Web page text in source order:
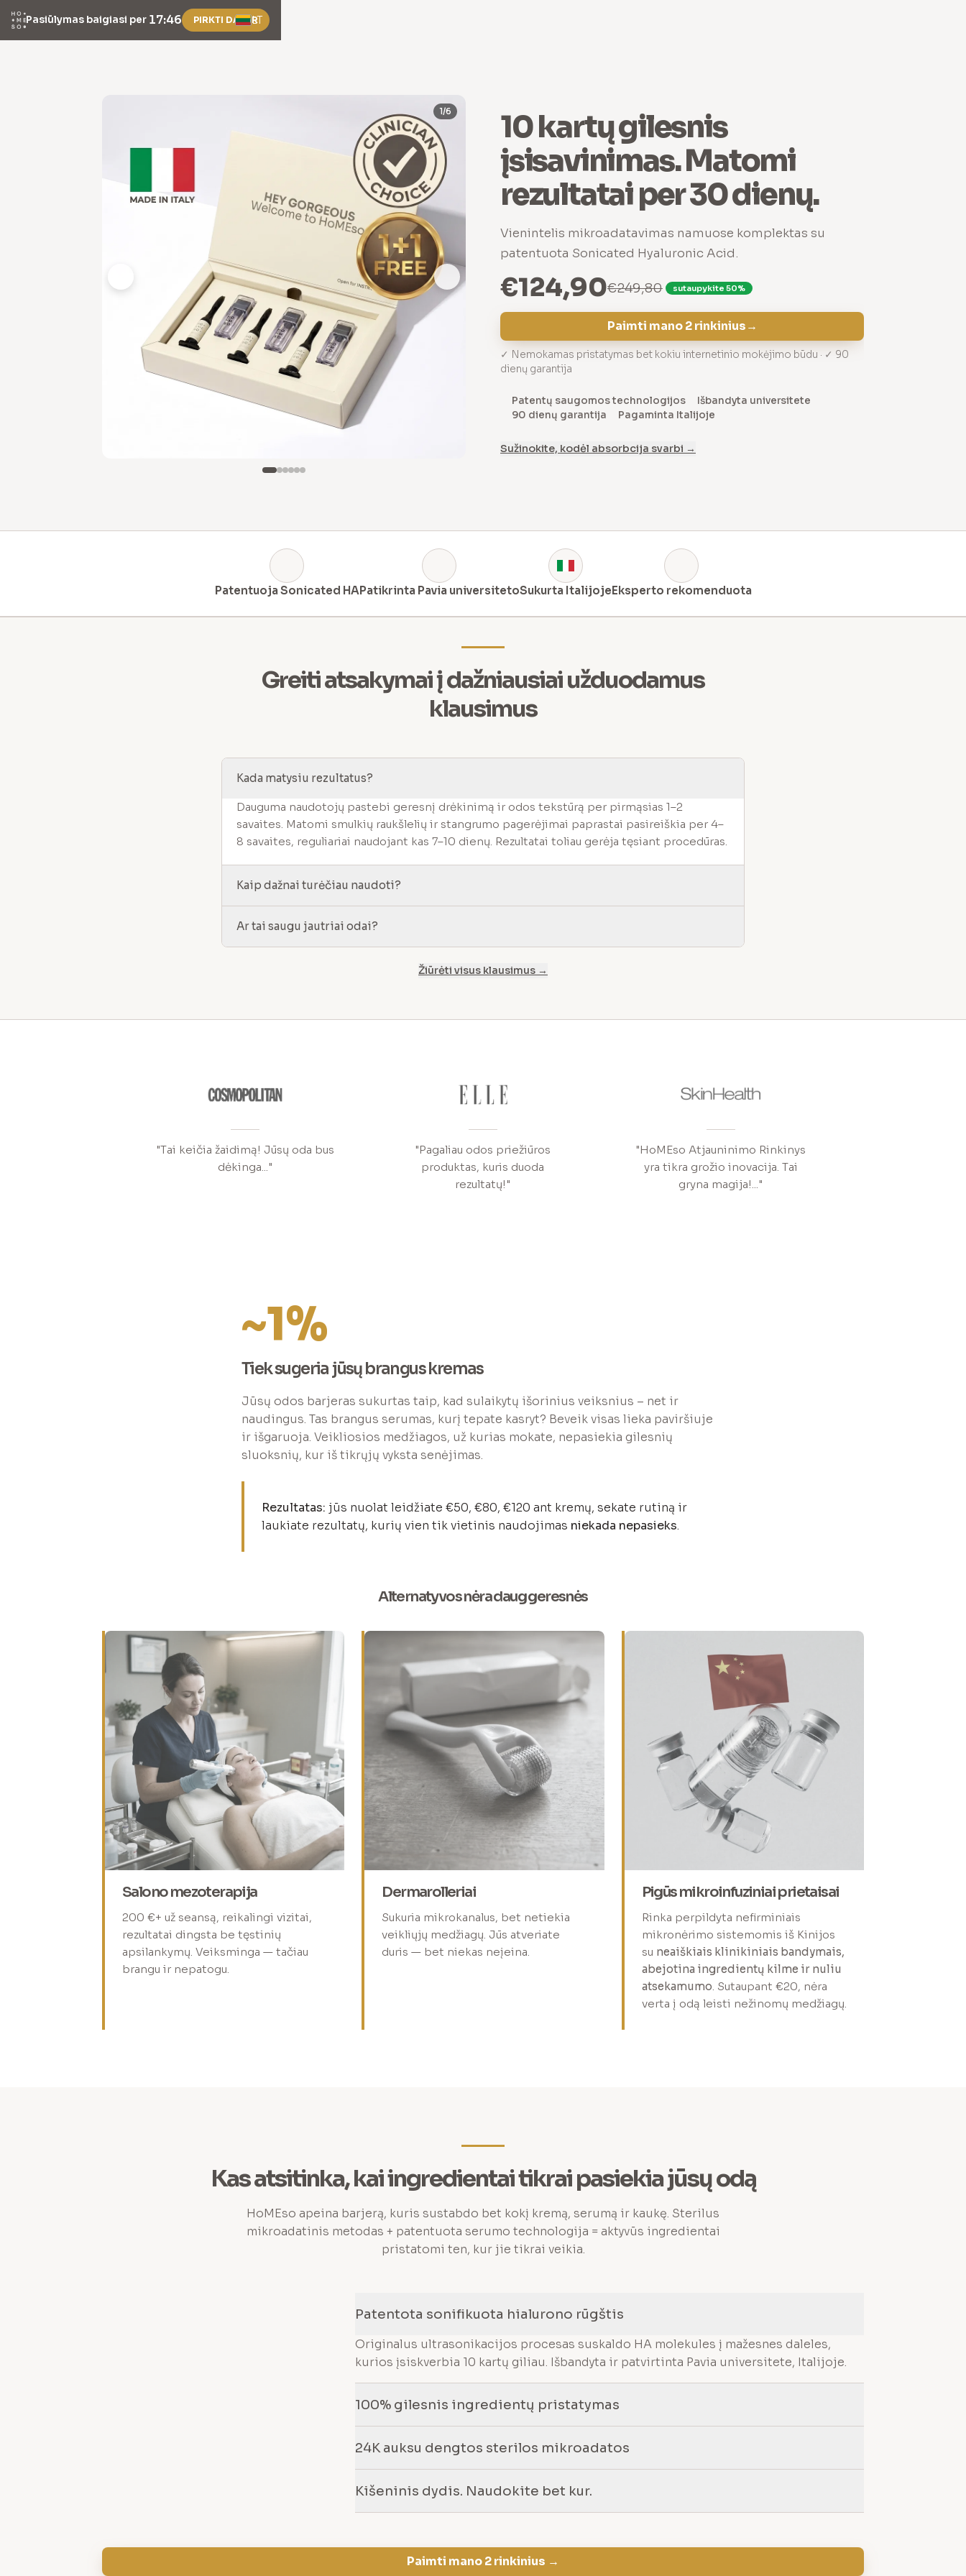
LT
Pasiūlymas baigiasi per 17:46 PIRKTI DABAR
1/6
10 kartų gilesnis
įsisavinimas. Matomi
rezultatai per 30 dienų.
Vienintelis mikroadatavimas namuose komplektas su
patentuota Sonicated Hyaluronic Acid.
€124,90€249,80 sutaupykite 50%
Paimti mano 2 rinkinius→
✓ Nemokamas pristatymas bet kokiu internetinio mokėjimo būdu · ✓ 90
dienų garantija
Patentų saugomos technologijos
Išbandyta universitete
90 dienų garantija
Pagaminta Italijoje
Sužinokite, kodėl absorbcija svarbi →
Patentuoja Sonicated HAPatikrinta Pavia universitetoSukurta ItalijojeEksperto rekomenduota
Greiti atsakymai į dažniausiai užduodamus
klausimus
Kada matysiu rezultatus?
Dauguma naudotojų pastebi geresnį drėkinimą ir odos tekstūrą per pirmąsias 1–2
savaites. Matomi smulkių raukšlelių ir stangrumo pagerėjimai paprastai pasireiškia per 4–
8 savaites, reguliariai naudojant kas 7–10 dienų. Rezultatai toliau gerėja tęsiant procedūras.
Kaip dažnai turėčiau naudoti?
Ar tai saugu jautriai odai?
Žiūrėti visus klausimus →
"Tai keičia žaidimą! Jūsų oda bus
dėkinga..."
"Pagaliau odos priežiūros
produktas, kuris duoda
rezultatų!"
"HoMEso Atjauninimo Rinkinys
yra tikra grožio inovacija. Tai
gryna magija!..."
~1%
Tiek sugeria jūsų brangus kremas
Jūsų odos barjeras sukurtas taip, kad sulaikytų išorinius veiksnius – net ir
naudingus. Tas brangus serumas, kurį tepate kasryt? Beveik visas lieka paviršiuje
ir išgaruoja. Veikliosios medžiagos, už kurias mokate, nepasiekia gilesnių
sluoksnių, kur iš tikrųjų vyksta senėjimas.
Rezultatas: jūs nuolat leidžiate €50, €80, €120 ant kremų, sekate rutiną ir
laukiate rezultatų, kurių vien tik vietinis naudojimas niekada nepasieks.
Alternatyvos nėra daug geresnės
Salono mezoterapija
200 €+ už seansą, reikalingi vizitai,
rezultatai dingsta be tęstinių
apsilankymų. Veiksminga — tačiau
brangu ir nepatogu.
Dermarolleriai
Sukuria mikrokanalus, bet netiekia
veikliųjų medžiagų. Jūs atveriate
duris — bet niekas neįeina.
Pigūs mikroinfuziniai prietaisai
Rinka perpildyta nefirminiais
mikronėrimo sistemomis iš Kinijos
su neaiškiais klinikiniais bandymais,
abejotina ingredientų kilme ir nuliu
atsekamumo. Sutaupant €20, nėra
verta į odą leisti nežinomų medžiagų.
Kas atsitinka, kai ingredientai tikrai pasiekia jūsų odą
HoMEso apeina barjerą, kuris sustabdo bet kokį kremą, serumą ir kaukę. Sterilus
mikroadatinis metodas + patentuota serumo technologija = aktyvūs ingredientai
pristatomi ten, kur jie tikrai veikia.
Patentota sonifikuota hialurono rūgštis
Originalus ultrasonikacijos procesas suskaldo HA molekules į mažesnes daleles,
kurios įsiskverbia 10 kartų giliau. Išbandyta ir patvirtinta Pavia universitete, Italijoje.
100% gilesnis ingredientų pristatymas
24K auksu dengtos sterilos mikroadatos
Kišeninis dydis. Naudokite bet kur.
Paimti mano 2 rinkinius →